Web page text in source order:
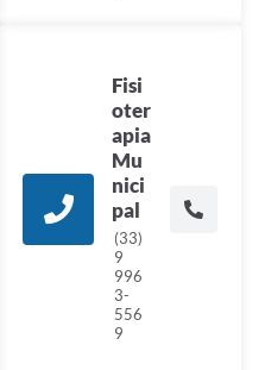
Fisi
oter
apia
Mu
nici
pal
(33)
9
996
3-
556
9